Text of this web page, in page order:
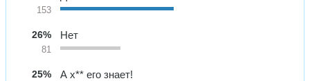
153
26%
81
Нет
25% А х** его знает!